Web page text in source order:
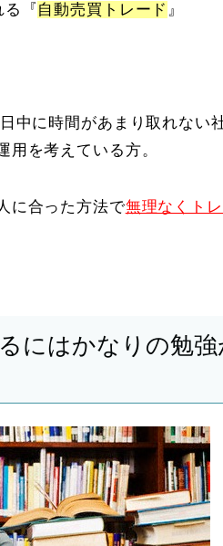
る『自動売買トレード 』
中に時間があまり取れない
を考えている方。
に合った方法で無理なくト
にはかなりの勉